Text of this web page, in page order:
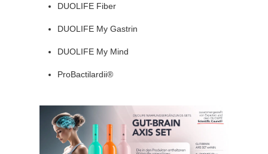
DUOLIFE Fiber
DUOLIFE My Gastrin
DUOLIFE My Mind
ProBactilardii®